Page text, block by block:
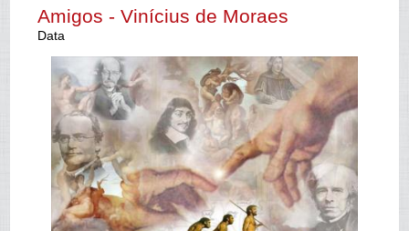
Amigos - Vinícius de Moraes
Data